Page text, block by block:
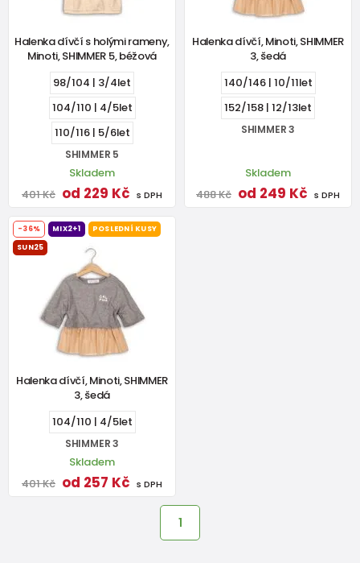
Halenka dívčí s holými rameny,
Minoti, SHIMMER 5, béžová
98/104 | 3/4let
104/110 | 4/5let
110/116 | 5/6let
SHIMMER 5
Skladem
401 Kč od 229 Kč s DPH
Halenka dívčí, Minoti, SHIMMER
3, šedá
140/146 | 10/11let
152/158 | 12/13let
SHIMMER 3
Skladem
488 Kč od 249 Kč s DPH
-36% MIX2+1
POSLEDNÍ KUSY
SUN25
Halenka dívčí, Minoti, SHIMMER
3, šedá
104/110 | 4/5let
SHIMMER 3
Skladem
401 Kč od 257 Kč s DPH
1